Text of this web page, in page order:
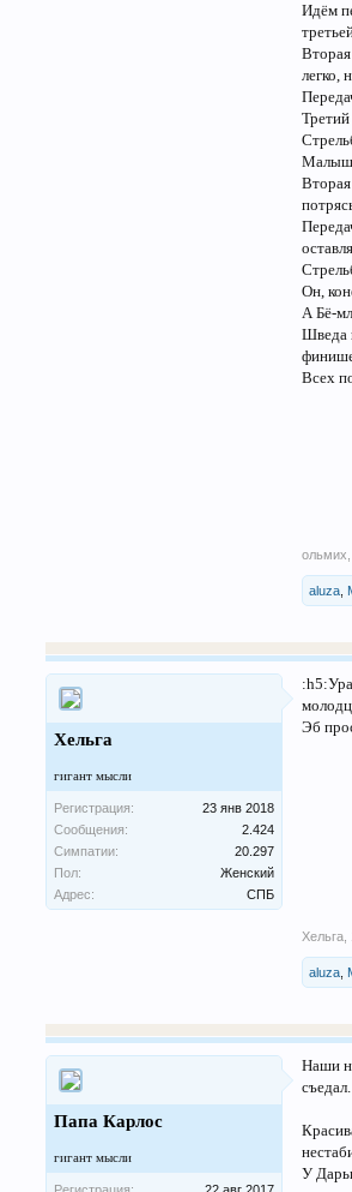
Идём
легко,
Он,
А Бё-
Шведа
Всех
ольмих
aluza
Хельга
гигант мысли
Регистрация:
23 янв 2018
Сообщения:
2.424
Симпатии:
20.297
Пол:
Женский
Адрес:
СПБ
Эб
Хельга
aluza
Папа Карлос
гигант мысли
Наши
съедал.
У